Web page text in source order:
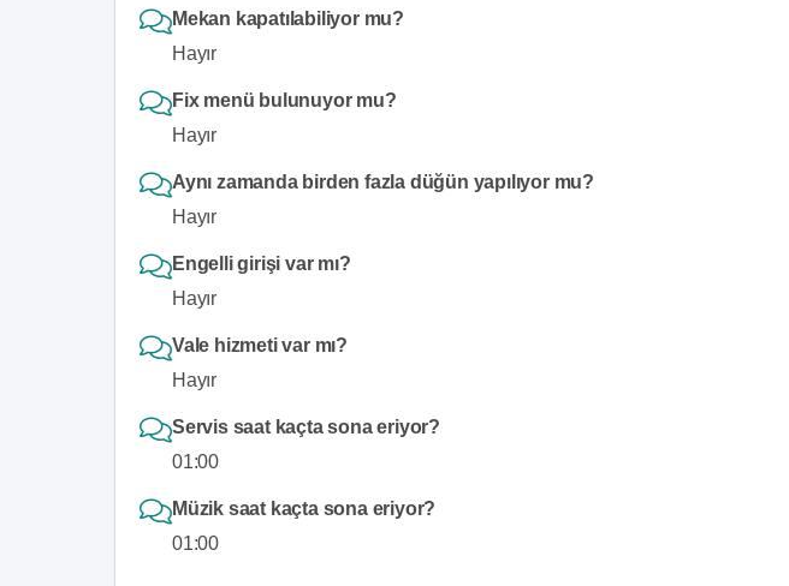
Mekan kapatılabiliyor mu?
Hayır
Fix menü bulunuyor mu?
Hayır
Aynı zamanda birden fazla düğün yapılıyor mu?
Hayır
Engelli girişi var mı?
Hayır
Vale hizmeti var mı?
Hayır
Servis saat kaçta sona eriyor?
01:00
Müzik saat kaçta sona eriyor?
01:00